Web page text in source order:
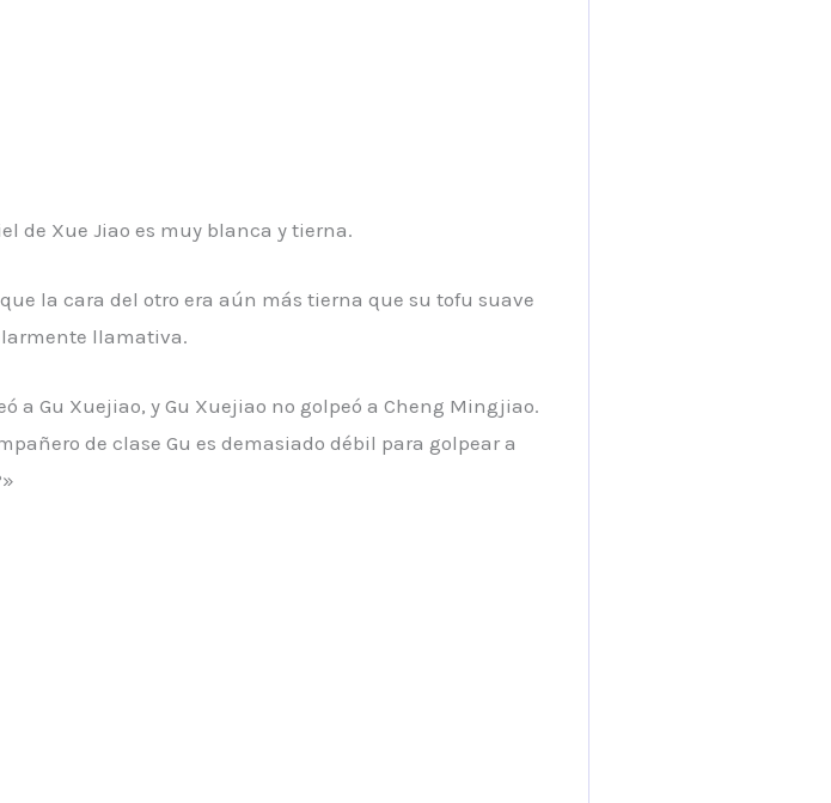
de Xue Jiao es muy blanca y tierna.
la cara del otro era aún más tierna que su tofu suave
llamativa.
a Gu Xuejiao, y Gu Xuejiao no golpeó a Cheng Mingjiao.
de clase Gu es demasiado débil para golpear a